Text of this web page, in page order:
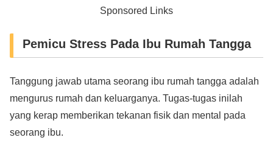
Sponsored Links
Pemicu Stress Pada Ibu Rumah Tangga
Tanggung jawab utama seorang ibu rumah tangga adalah
mengurus rumah dan keluarganya. Tugas-tugas inilah
yang kerap memberikan tekanan fisik dan mental pada
seorang ibu.